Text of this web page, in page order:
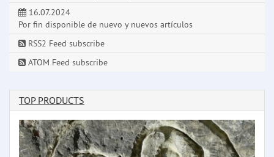
16.07.2024
Por fin disponible de nuevo y nuevos artículos
RSS2 Feed subscribe
ATOM Feed subscribe
TOP PRODUCTS